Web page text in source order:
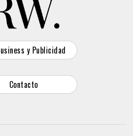
y Publicidad
Contacto